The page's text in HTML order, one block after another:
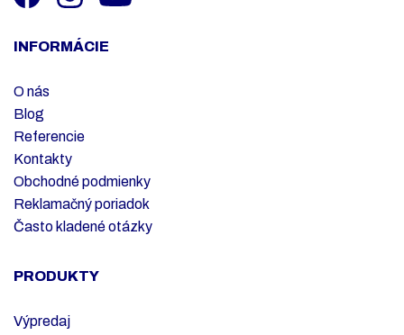
INFORMÁCIE
O nás
Blog
Referencie
Kontakty
Obchodné podmienky
Reklamačný poriadok
Často kladené otázky
PRODUKTY
Výpredaj